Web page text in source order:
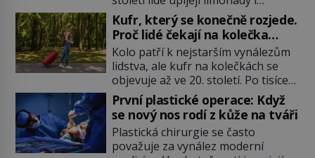
nepoužijete skotskou whisku. Co
se stane? Inu, koktejl bude stále
skvělý, ale už to nebude
Manhattan ale […]
koktejly dutými stébly žita nebo
žitné slámy. Fungují sice dobře,
mají ale jednu nepříjemnou
vlastnost po chvíli se rozmáčejí a
nápoji dodávají travnatou příchuť.
Právě tahle drobná nepříjemnost
přivede amerického výrobce
cigaretových náustků k nápadu,
který změní způsob pití po celém
[…]
Kufr, který se konečně rozjede.
Proč lidé čekají na kolečka
téměř pět tisíc let?
Kolo patří k nejstarším vynálezům
lidstva, ale kufr na kolečkách se
objevuje až ve 20. století. Po tisíce
let lidé vláčejí těžká zavazadla v
rukou, na zádech nebo je nakládají
na povozy. Stačí přitom jediný
nápad, připevnit ke kufru kolečka.
Jenže právě ten nikdo dlouho
První plastické operace: Když
se nový nos rodí z kůže na tváři
Plastická chirurgie se často
považuje za vynález moderní